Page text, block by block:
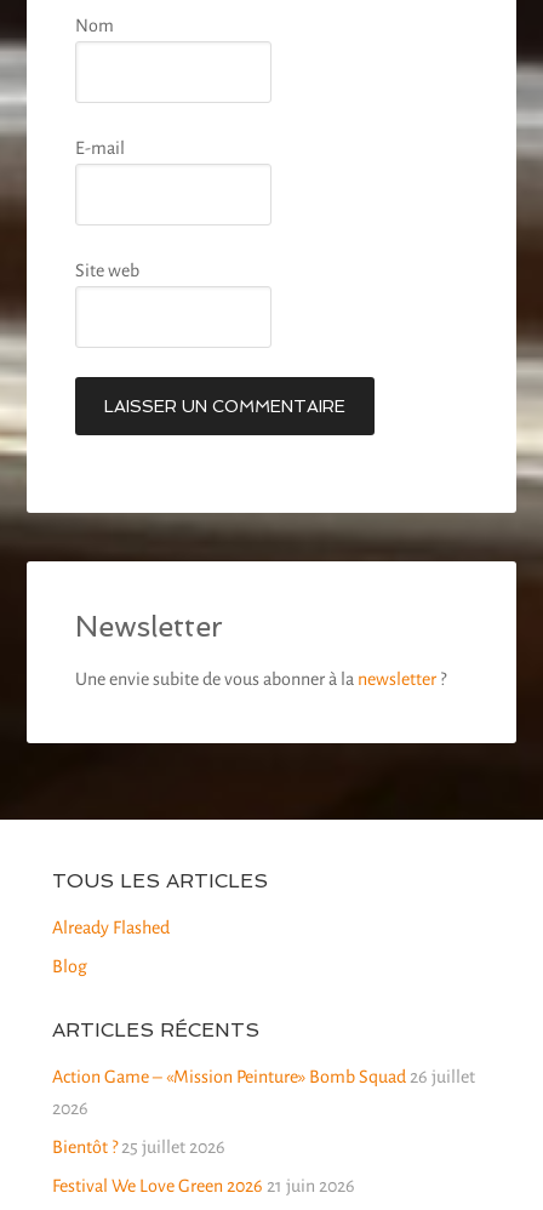
Nom
E-mail
Site web
Newsletter
Une envie subite de vous abonner à la newsletter ?
TOUS LES ARTICLES
Already Flashed
Blog
ARTICLES RÉCENTS
Action Game – «Mission Peinture» Bomb Squad 26 juillet
2026
Bientôt ? 25 juillet 2026
Festival We Love Green 2026 21 juin 2026